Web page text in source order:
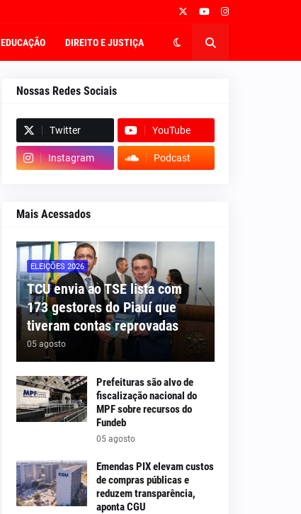
EDUCAÇÃO DIREITO E JUSTIÇA
Nossas Redes Sociais
Twitter YouTube
Instagram Podcast
Mais Acessados
ELEIÇÕES 2026
TCU envia ao TSE lista com
173 gestores do Piauí que
tiveram contas reprovadas
05 agosto
Prefeituras são alvo de
fiscalização nacional do
MPF sobre recursos do
Fundeb
05 agosto
Emendas PIX elevam custos
de compras públicas e
reduzem transparência,
aponta CGU